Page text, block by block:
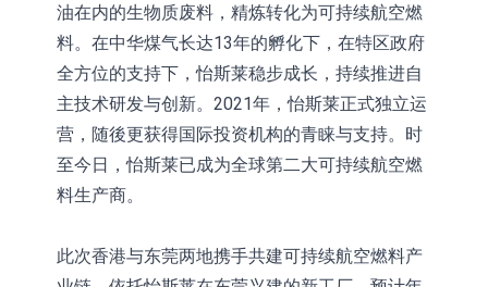
油在内的生物质废料，精炼转化为可持续航空燃
料。在中华煤气长达13年的孵化下，在特区政府
全方位的支持下，怡斯莱稳步成长，持续推进自
主技术研发与创新。2021年，怡斯莱正式独立运
营，随後更获得国际投资机构的青睐与支持。时
至今日，怡斯莱已成为全球第二大可持续航空燃
料生产商。
此次香港与东莞两地携手共建可持续航空燃料产